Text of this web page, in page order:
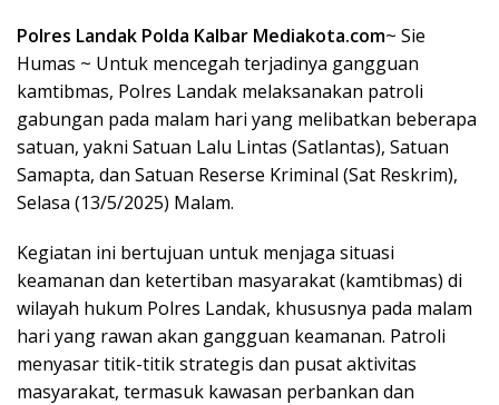
Polres Landak Polda Kalbar Mediakota.com~ Sie
Humas ~ Untuk mencegah terjadinya gangguan
kamtibmas, Polres Landak melaksanakan patroli
gabungan pada malam hari yang melibatkan beberapa
satuan, yakni Satuan Lalu Lintas (Satlantas), Satuan
Samapta, dan Satuan Reserse Kriminal (Sat Reskrim),
Selasa (13/5/2025) Malam.
Kegiatan ini bertujuan untuk menjaga situasi
keamanan dan ketertiban masyarakat (kamtibmas) di
wilayah hukum Polres Landak, khususnya pada malam
hari yang rawan akan gangguan keamanan. Patroli
menyasar titik-titik strategis dan pusat aktivitas
masyarakat, termasuk kawasan perbankan dan